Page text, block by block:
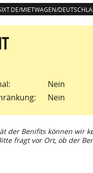
MIETWAGEN/
Nein
Nein
der Benifits können wir
fragt vor Ort, ob der